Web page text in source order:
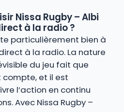
Nissa Rugby – Albi
à la radio ?
particulièrement bien à
à la radio. La nature
du jeu fait que
et il est
l’action en continu
Avec Nissa Rugby –